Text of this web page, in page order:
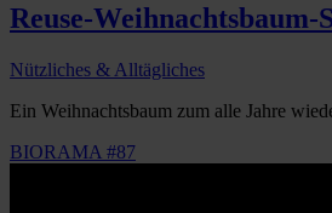
Reuse-Weihnachtsbaum-
Nützliches & Alltägliches
Ein Weihnachtsbaum zum alle Jahre
BIORAMA #87